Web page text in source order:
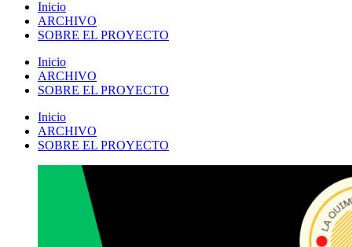
Inicio
ARCHIVO
SOBRE EL PROYECTO
Inicio
ARCHIVO
SOBRE EL PROYECTO
Inicio
ARCHIVO
SOBRE EL PROYECTO